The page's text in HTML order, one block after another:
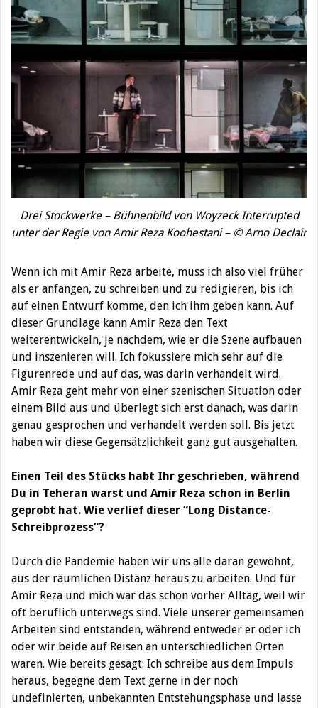
Drei Stockwerke – Bühnenbild von Woyzeck Interrupted
unter der Regie von Amir Reza Koohestani – © Arno Declair
Wenn ich mit Amir Reza arbeite, muss ich also viel früher
als er anfangen, zu schreiben und zu redigieren, bis ich
auf einen Entwurf komme, den ich ihm geben kann. Auf
dieser Grundlage kann Amir Reza den Text
weiterentwickeln, je nachdem, wie er die Szene aufbauen
und inszenieren will. Ich fokussiere mich sehr auf die
Figurenrede und auf das, was darin verhandelt wird.
Amir Reza geht mehr von einer szenischen Situation oder
einem Bild aus und überlegt sich erst danach, was darin
genau gesprochen und verhandelt werden soll. Bis jetzt
haben wir diese Gegensätzlichkeit ganz gut ausgehalten.
Einen Teil des Stücks habt Ihr geschrieben, während
Du in Teheran warst und Amir Reza schon in Berlin
geprobt hat. Wie verlief dieser “Long Distance-
Schreibprozess“?
Durch die Pandemie haben wir uns alle daran gewöhnt,
aus der räumlichen Distanz heraus zu arbeiten. Und für
Amir Reza und mich war das schon vorher Alltag, weil wir
oft beruflich unterwegs sind. Viele unserer gemeinsamen
Arbeiten sind entstanden, während entweder er oder ich
oder wir beide auf Reisen an unterschiedlichen Orten
waren. Wie bereits gesagt: Ich schreibe aus dem Impuls
heraus, begegne dem Text gerne in der noch
undefinierten, unbekannten Entstehungsphase und lasse